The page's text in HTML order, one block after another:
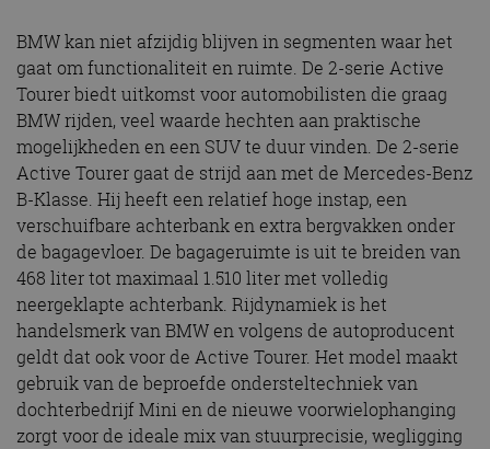
BMW kan niet afzijdig blijven in segmenten waar het
gaat om functionaliteit en ruimte. De 2-serie Active
Tourer biedt uitkomst voor automobilisten die graag
BMW rijden, veel waarde hechten aan praktische
mogelijkheden en een SUV te duur vinden. De 2-serie
Active Tourer gaat de strijd aan met de Mercedes-Benz
B-Klasse. Hij heeft een relatief hoge instap, een
verschuifbare achterbank en extra bergvakken onder
de bagagevloer. De bagageruimte is uit te breiden van
468 liter tot maximaal 1.510 liter met volledig
neergeklapte achterbank. Rijdynamiek is het
handelsmerk van BMW en volgens de autoproducent
geldt dat ook voor de Active Tourer. Het model maakt
gebruik van de beproefde ondersteltechniek van
dochterbedrijf Mini en de nieuwe voorwielophanging
zorgt voor de ideale mix van stuurprecisie, wegligging